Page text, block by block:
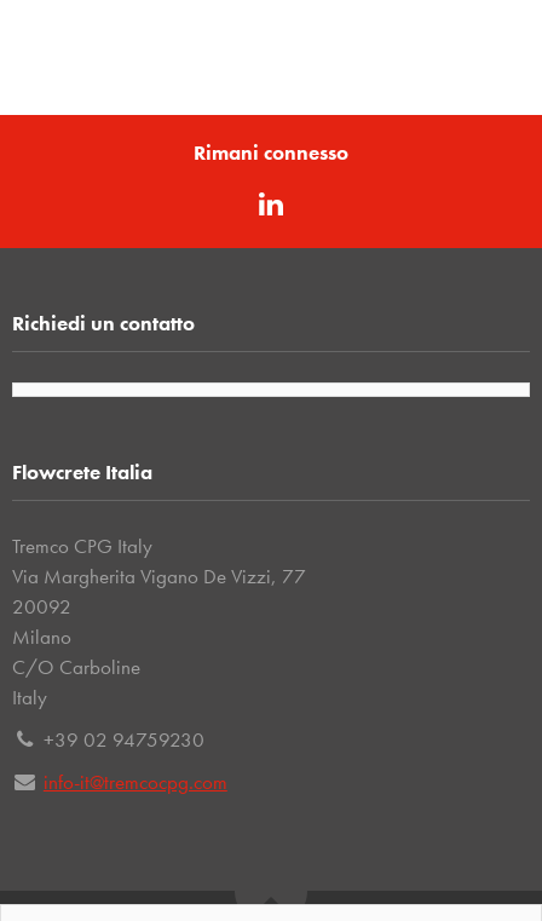
Rimani connesso
Richiedi un contatto
Flowcrete Italia
Tremco CPG Italy
Via Margherita Vigano De Vizzi, 77
20092
Milano
C/O Carboline
Italy
+39 02 94759230
info-it@tremcocpg.com